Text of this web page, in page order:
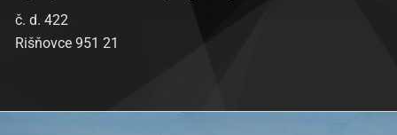
č. d. 422
Rišňovce 951 21